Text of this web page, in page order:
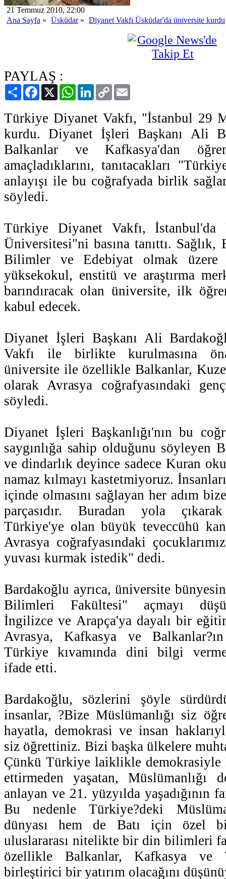
21 Temmuz 2010, 22:00
Ana Sayfa » Üsküdar» Diyanet Vakfı Üsküdar'da üniversite kurdu
PAYLAŞ :
PaylaşFacebook
X WhatsAppLinkedIn
Copy
Link
Türkiye Diyanet Vakfı, "İstanbul 29
kurdu. Diyanet İşleri Başkanı Ali
Balkanlar ve Kafkasya'dan
amaçladıklarını, tanıtacakları
anlayışı ile bu coğrafyada birlik
söyledi.
Türkiye Diyanet Vakfı, İstanbul'da
Üniversitesi"ni basına tanıttı.
Bilimler ve Edebiyat olmak
yüksekokul, enstitü ve araştırma
barındıracak olan üniversite, ilk
kabul edecek.
Diyanet İşleri Başkanı Ali
Vakfı ile birlikte kurulmasına
üniversite ile özellikle Balkanlar,
olarak Avrasya coğrafyasındaki
söyledi.
Diyanet İşleri Başkanlığı'nın bu
saygınlığa sahip olduğunu söyleyen
ve dindarlık deyince sadece Kuran
namaz kılmayı kastetmiyoruz.
içinde olmasını sağlayan her adım
parçasıdır. Buradan yola
Türkiye'ye olan büyük teveccühü
Avrasya coğrafyasındaki
yuvası kurmak istedik" dedi.
Bardakoğlu ayrıca, üniversite
Bilimleri Fakültesi" açmayı
İngilizce ve Arapça'ya dayalı bir
Avrasya, Kafkasya ve
Türkiye kıvamında dini bilgi
ifade etti.
Bardakoğlu, sözlerini şöyle
insanlar, ?Bize Müslümanlığı siz
hayatla, demokrasi ve insan
siz öğrettiniz. Bizi başka ülkelere
Çünkü Türkiye laiklikle demokrasiyle
ettirmeden yaşatan, Müslümanlığı
anlayan ve 21. yüzyılda yaşadığının
Bu nedenle Türkiye?deki
dünyası hem de Batı için özel
uluslararası nitelikte bir din bilimleri
özellikle Balkanlar, Kafkasya ve
birleştirici bir yatırım olacağını